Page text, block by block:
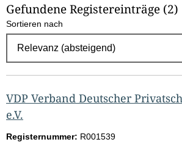
l
E
g
e
b
n
i
Gefundene Registereinträge (2)
Sortieren nach
VDP Verband Deutscher
e.V.
Registernummer: R001539